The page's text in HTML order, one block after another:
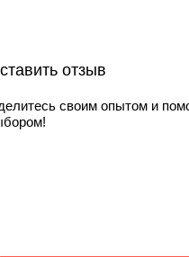
отзыв
своим опытом и